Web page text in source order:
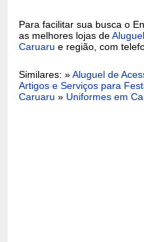
Para facilitar sua busca o
as melhores lojas de
Caruaru e região, com
Similares: »Aluguel de
Artigos e Serviços para
Caruaru » Uniformes em